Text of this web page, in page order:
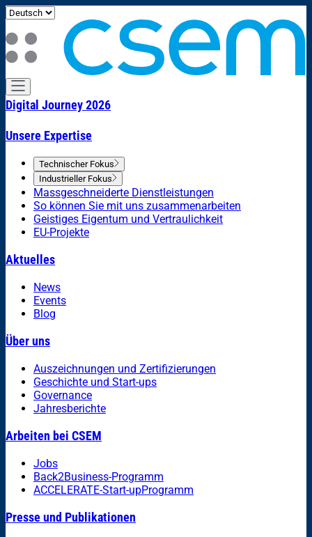
Digital Journey 2026
Unsere Expertise
Technischer Fokus
Industrieller Fokus
Massgeschneiderte Dienstleistungen
So können Sie mit uns zusammenarbeiten
Geistiges Eigentum und Vertraulichkeit
EU-Projekte
Aktuelles
News
Events
Blog
Über uns
Auszeichnungen und Zertifizierungen
Geschichte und Start-ups
Governance
Jahresberichte
Arbeiten bei CSEM
Jobs
Back2Business-Programm
ACCELERATE-Start-upProgramm
Presse und Publikationen